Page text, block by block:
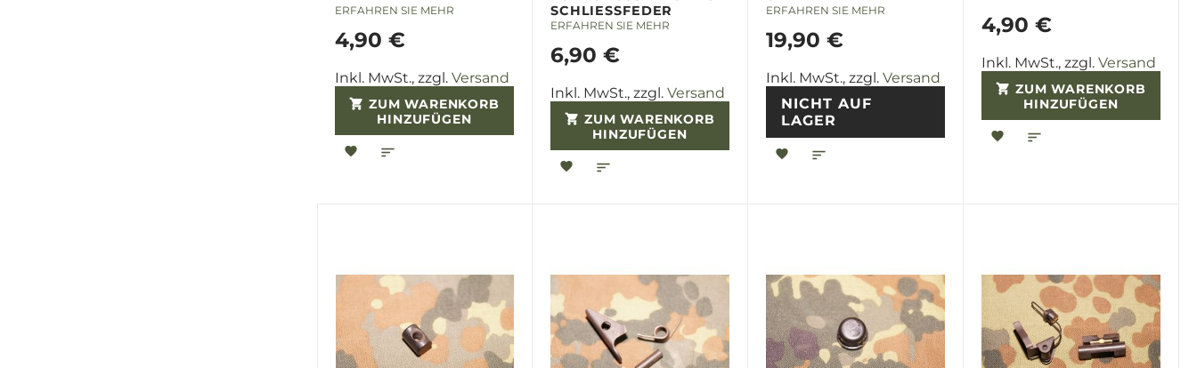
ERFAHREN SIE MEHR
4,90 €
Inkl. MwSt., zzgl. Versand
ZUM WARENKORB
HINZUFÜGEN
SCHLIESSFEDER
ERFAHREN SIE MEHR
6,90 €
Inkl. MwSt., zzgl. Versand
ZUM WARENKORB
HINZUFÜGEN
ERFAHREN SIE MEHR
19,90 €
Inkl. MwSt., zzgl. Versand
NICHT AUF
LAGER
4,90 €
Inkl. MwSt., zzgl. Versand
ZUM WARENKORB
HINZUFÜGEN